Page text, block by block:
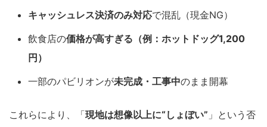
キャッシュレス決済のみ対応で混乱（現金NG）
飲食店の価格が高すぎる（例：ホットドッグ1,200
円）
一部のパビリオンが未完成・工事中のまま開幕
これらにより、「現地は想像以上に“しょぼい” 」という否